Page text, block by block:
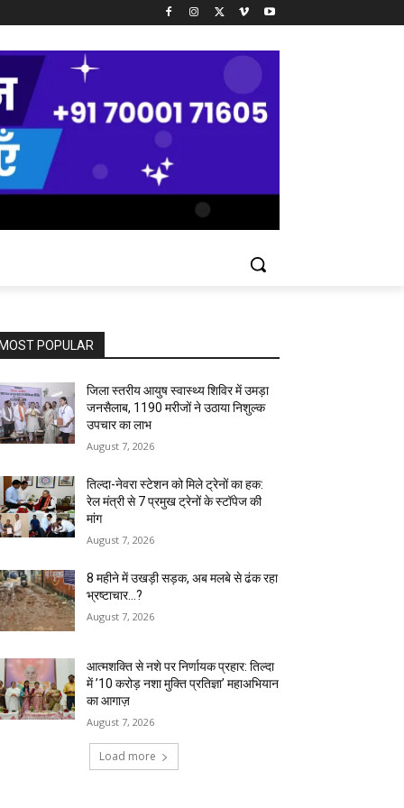
MOST POPULAR
जिला स्तरीय आयुष स्वास्थ्य शिविर में उमड़ा
जनसैलाब, 1190 मरीजों ने उठाया निशुल्क
उपचार का लाभ
August 7, 2026
तिल्दा-नेवरा स्टेशन को मिले ट्रेनों का हक:
रेल मंत्री से 7 प्रमुख ट्रेनों के स्टॉपेज की
मांग
August 7, 2026
8 महीने में उखड़ी सड़क, अब मलबे से ढंक रहा
भ्रष्टाचार…?
August 7, 2026
आत्मशक्ति से नशे पर निर्णायक प्रहार: तिल्दा
में ’10 करोड़ नशा मुक्ति प्रतिज्ञा’ महाअभियान
का आगाज़
August 7, 2026
Load more